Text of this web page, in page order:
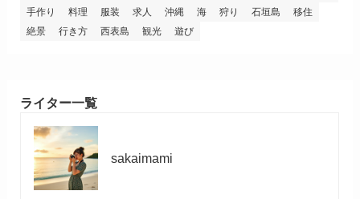
手作り
料理 服装 求人 沖縄 海 狩り 石垣島
移住
絶景
行き方 西表島 観光 遊び
ライター一覧
sakaimami